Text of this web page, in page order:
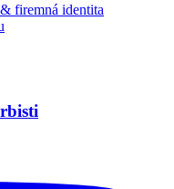
firemná identita